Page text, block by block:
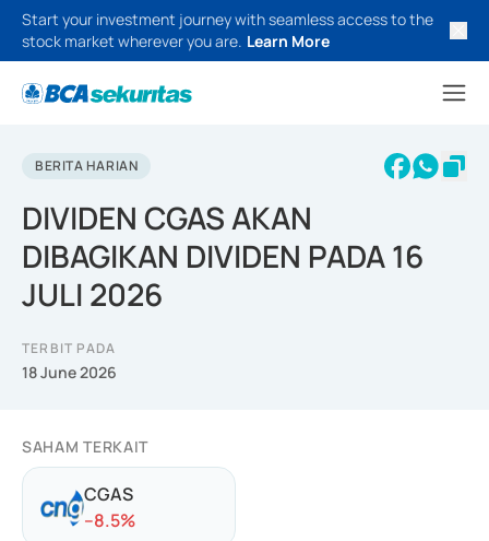
Start your investment journey with seamless access to the
stock market wherever you are. Learn More
BERITA HARIAN
DIVIDEN CGAS AKAN
DIBAGIKAN DIVIDEN PADA 16
JULI 2026
TERBIT PADA
18 June 2026
SAHAM TERKAIT
CGAS
--8.5%